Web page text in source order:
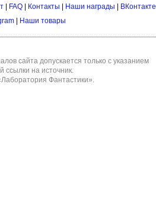
| FAQ| Контакты Наши награды
ВКонтакте
Наши товары
сайта допускается только с указанием
ссылки на источник.
Фантастики».